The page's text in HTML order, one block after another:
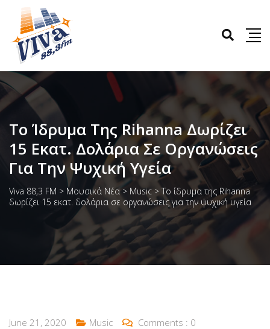
Το Ίδρυμα Της Rihanna Δωρίζει
15 Εκατ. Δολάρια Σε Οργανώσεις
Για Την Ψυχική Υγεία
Viva 88,3 FM > Μουσικά Νέα > Music >Το ίδρυμα της Rihanna
δωρίζει 15 εκατ. δολάρια σε οργανώσεις για την ψυχική υγεία
June 21, 2020 Music Comments : 0